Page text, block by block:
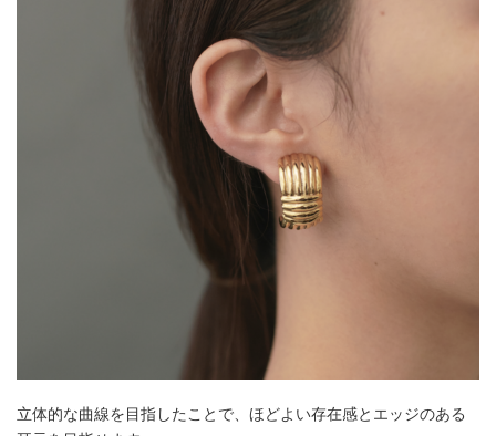
立体的な曲線を目指したことで、ほどよい存在感とエッジのある